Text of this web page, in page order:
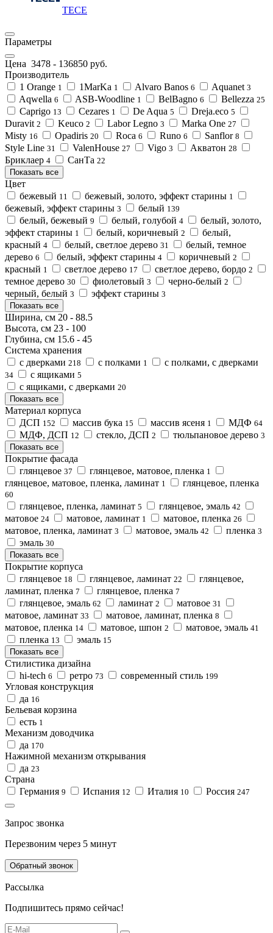
TECE
Параметры
Цена 3478 - 136850 руб.
Производитель
1 Orange 1 1MarKa 1 Alvaro Banos 6 Aquanet 3
Aqwella 6 ASB-Woodline 1 BelBagno 6 Bellezza 25
Caprigo 13 Cezares 1 De Aqua 5 Dreja.eco 5
Duravit 2 Keuco 2 Labor Legno 3 Marka One 27
Misty 16 Opadiris 20 Roca 6 Runo 6 Sanflor 8
Style Line 31 ValenHouse 27 Vigo 3 Акватон 28
Бриклаер 4 СанТа 22
Показать все
Цвет
бежевый 11 бежевый, золото, эффект старины 1
бежевый, эффект старины 3 белый 139
белый, бежевый 9 белый, голубой 4
белый, золото,
эффект старины 1 белый, коричневый 2
белый,
красный 4 белый, светлое дерево 31
белый, темное
дерево 6 белый, эффект старины 4 коричневый 2
красный 1 светлое дерево 17 светлое дерево, бордо 2
темное дерево 30 фиолетовый 3 черно-белый 2
черный, белый 3 эффект старины 3
Показать все
Ширина, см 20 - 88.5
Высота, см 23 - 100
Глубина, см 15.6 - 45
Система хранения
с дверками 218 с полками 1 с полками, с дверками
34 с ящиками 5
с ящиками, с дверками 20
Показать все
Материал корпуса
ДСП 152 массив бука 15 массив ясеня 1 МДФ 64
МДФ, ДСП 12 стекло, ДСП 2 тюльпановое дерево 3
Показать все
Покрытие фасада
глянцевое 37 глянцевое, матовое, пленка 1
глянцевое, матовое, пленка, ламинат 1 глянцевое, пленка
60
глянцевое, пленка, ламинат 5 глянцевое, эмаль 42
матовое 24 матовое, ламинат 1 матовое, пленка 26
матовое, пленка, ламинат 3 матовое, эмаль 42 пленка 3
эмаль 30
Показать все
Покрытие корпуса
глянцевое 18 глянцевое, ламинат 22
глянцевое,
ламинат, пленка 7 глянцевое, пленка 7
глянцевое, эмаль 62 ламинат 2 матовое 31
матовое, ламинат 33 матовое, ламинат, пленка 8
матовое, пленка 14 матовое, шпон 2 матовое, эмаль 41
пленка 13 эмаль 15
Показать все
Стилистика дизайна
hi-tech 6 ретро 73 современный стиль 199
Угловая конструкция
да 16
Бельевая корзина
есть 1
Механизм доводчика
да 170
Нажимной механизм открывания
да 23
Страна
Германия 9 Испания 12 Италия 10 Россия 247
Запрос звонка
Перезвоним через 5 минут
Обратный звонок
Рассылка
Подпишитесь прямо сейчас!